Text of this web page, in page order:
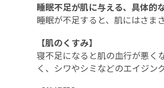
睡眠不足が肌に与える、具体的
睡眠が不足すると、肌にはさま
【肌のくすみ】
寝不足になると肌の血行が悪く
く、シワやシミなどのエイジン